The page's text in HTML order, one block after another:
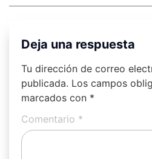
Deja una respuesta
Tu dirección de correo
publicada. Los campos
marcados con *
Comentario *